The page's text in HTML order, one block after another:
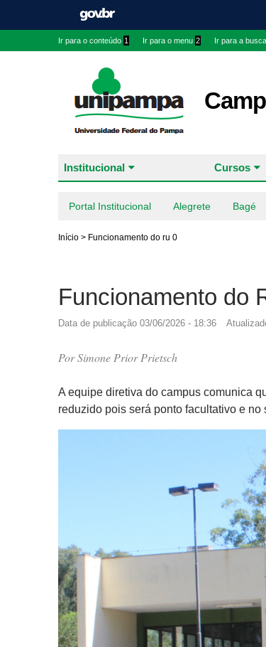
Ir para o conteúdo 1 Ir para o menu 2 Ir para a busca
Institucional Cursos
Portal Institucional Alegrete Bagé
Início > Funcionamento do ru 0
Funcionamento do
Data de publicação 03/06/2026 - 18:36
PorSimone Prior Prietsch
A equipe diretiva do campus comunica
reduzido pois será ponto facultativo e